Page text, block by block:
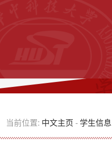
当前位置: 中文主页 - 学生信息